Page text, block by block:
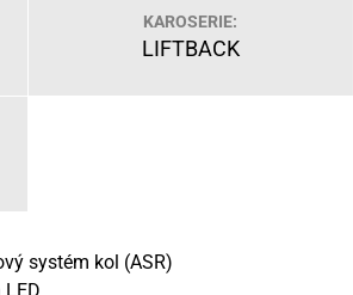
KAROSERIE:
LIFTBACK
systém kol (ASR)